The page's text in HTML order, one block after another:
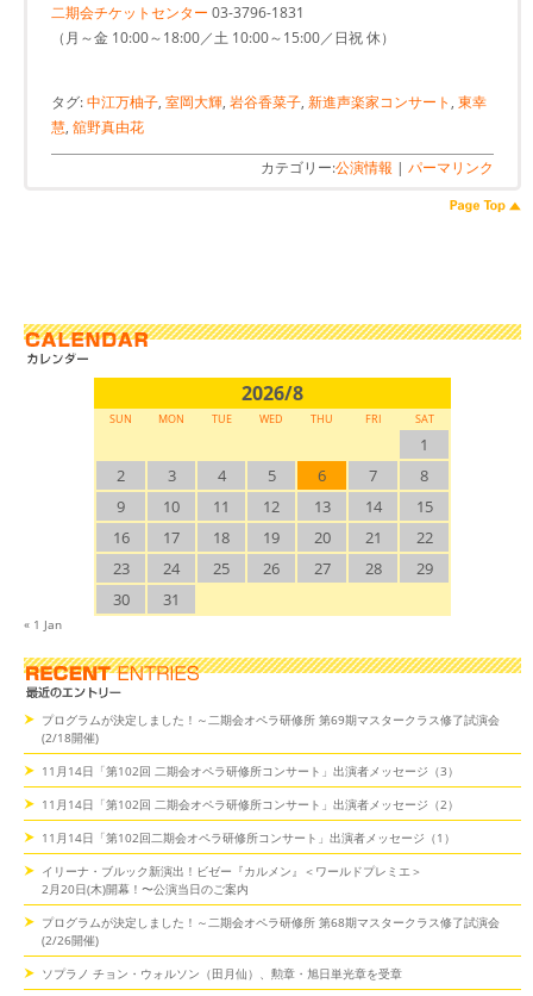
二期会チケットセンター 03-3796-1831
（月～金 10:00～18:00／土 10:00～15:00／日祝 休）
タグ:中江万柚子, 室岡大輝, 岩谷香菜子, 新進声楽家コンサート , 東幸
慧, 舘野真由花
カテゴリー:公演情報 | パーマリンク
2026/8
SUN MON TUE WED THU FRI SAT
1
2
3 4 5 6 7
8
9
10 11 12 13 14
15
16
17 18 19 20 21
22
23
24 25 26 27 28
29
30
31
« 1 Jan
プログラムが決定しました！～二期会オペラ研修所 第69期マスタークラス修了試演会
(2/18開催)
11月14日「第102回 二期会オペラ研修所コンサート」出演者メッセージ（3）
11月14日「第102回 二期会オペラ研修所コンサート」出演者メッセージ（2）
11月14日「第102回二期会オペラ研修所コンサート」出演者メッセージ（1）
イリーナ・ブルック新演出！ビゼー『カルメン』＜ワールドプレミエ＞
2月20日(木)開幕！〜公演当日のご案内
プログラムが決定しました！～二期会オペラ研修所 第68期マスタークラス修了試演会
(2/26開催)
ソプラノ チョン・ウォルソン（田月仙）、勲章・旭日単光章を受章